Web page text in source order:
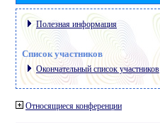
Полезная информация
Список участников
Окончательный список участников
Относящиеся конференции